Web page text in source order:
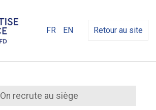
FR EN Retour au site
On recrute au siège